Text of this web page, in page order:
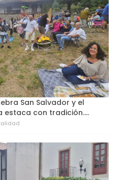
San Salvador y el
estaca con tradición....